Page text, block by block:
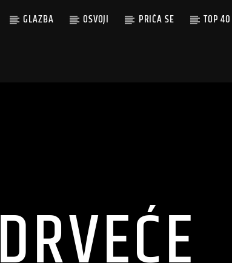
GLAZBA OSVOJI PRIČA SE TOP 40